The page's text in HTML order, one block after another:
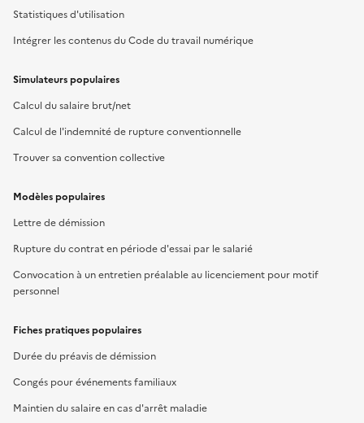
Statistiques d'utilisation
Intégrer les contenus du Code du travail numérique
Simulateurs populaires
Calcul du salaire brut/net
Calcul de l'indemnité de rupture conventionnelle
Trouver sa convention collective
Modèles populaires
Lettre de démission
Rupture du contrat en période d'essai par le salarié
Convocation à un entretien préalable au licenciement pour motif
personnel
Fiches pratiques populaires
Durée du préavis de démission
Congés pour événements familiaux
Maintien du salaire en cas d'arrêt maladie